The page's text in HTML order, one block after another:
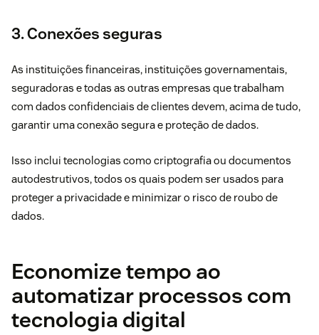
3. Conexões seguras
As instituições financeiras, instituições governamentais,
seguradoras e todas as outras empresas que trabalham
com dados confidenciais de clientes devem, acima de tudo,
garantir uma conexão segura e proteção de dados.
Isso inclui tecnologias como criptografia ou documentos
autodestrutivos, todos os quais podem ser usados ​​para
proteger a privacidade e minimizar o risco de roubo de
dados.
Economize tempo ao
automatizar processos com
tecnologia digital